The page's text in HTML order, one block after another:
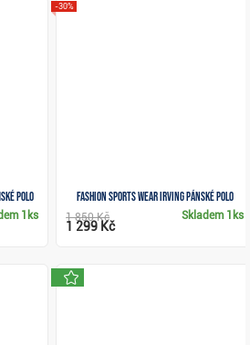
polo
1ks
Fashion Sports Wear Irving pánské polo
-30%
Skladem 1ks
1 850 Kč
1 299 Kč